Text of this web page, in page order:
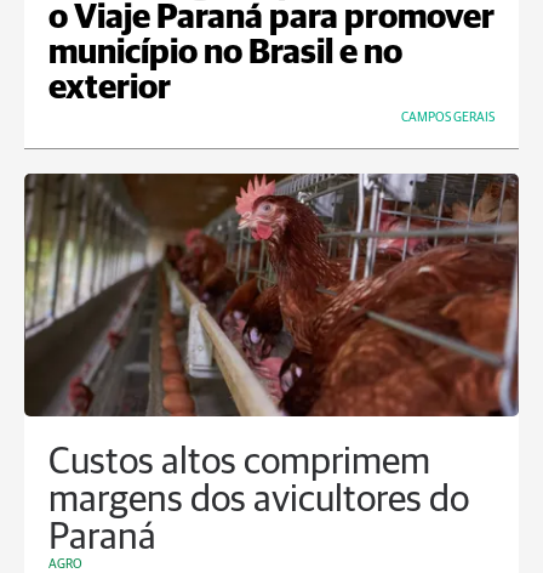
o Viaje Paraná para promover
município no Brasil e no
exterior
CAMPOS GERAIS
Custos altos comprimem
margens dos avicultores do
Paraná
AGRO